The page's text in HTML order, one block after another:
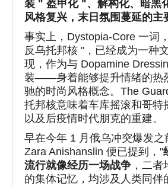
装 " 盔甲化 "、解构化、暗黑
风格复兴，末日氛围蔓延的主
事实上，Dystopia-Core 一词
反乌托邦核 "，已经成为一种
现，作为与 Dopamine
装——身着能够提升情绪的热
驰的时尚风格概念。The
托邦核意味着车库摇滚和哥特
以及后疫情时代朋克的重建。
早在今年 1 月俄乌冲突爆发之
Zara Anishanslin 便已提到，"
流行就像经历一场战争 ，二
的集体记忆，均涉及人类同伴